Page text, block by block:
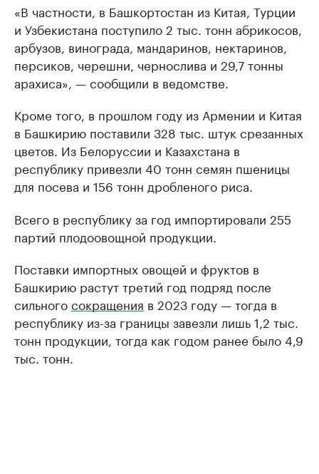
«В частности, в Башкортостан из Китая, Турции
и Узбекистана поступило 2 тыс. тонн абрикосов,
арбузов, винограда, мандаринов, нектаринов,
персиков, черешни, чернослива и 29,7 тонны
арахиса», — сообщили в ведомстве.
Кроме того, в прошлом году из Армении и Китая
в Башкирию поставили 328 тыс. штук срезанных
цветов. Из Белоруссии и Казахстана в
республику привезли 40 тонн семян пшеницы
для посева и 156 тонн дробленого риса.
Всего в республику за год импортировали 255
партий плодоовощной продукции.
Поставки импортных овощей и фруктов в
Башкирию растут третий год подряд после
сильногосокращения в 2023 году — тогда в
республику из-за границы завезли лишь 1,2 тыс.
тонн продукции, тогда как годом ранее было 4,9
тыс. тонн.